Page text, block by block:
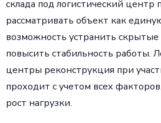
склада под логистический центр
рассматривать объект как
возможность устранить
повысить стабильность работы.
центры реконструкция при
проходит с учетом всех
рост нагрузки.